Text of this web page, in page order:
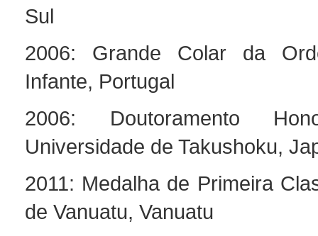
Sul
2006: Grande Colar da
Infante, Portugal
2006: Doutoramento
Universidade de Takushoku,
2011: Medalha de Primeira
de Vanuatu, Vanuatu